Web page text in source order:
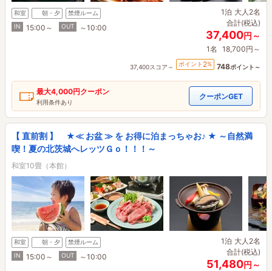
和室 朝・夕
禁煙ルーム
IN
15:00～ OUT ～10:00
1泊 大人2名
合計(税込)
37,400円～
1名 18,700円～
37,400スコア～ ポイント 2% 748ポイント～
最大4,000円クーポン
利用条件あり
クーポンGET
【 直前割 】 ★≪ お盆 ≫ を お得に泊まっちゃお♪ ★ ～自然満
喫！夏の北茨城へレッツＧｏ！！！～
和室10畳（本館）
和室 朝・夕
禁煙ルーム
IN
15:00～ OUT ～10:00
1泊 大人2名
合計(税込)
51,480円～